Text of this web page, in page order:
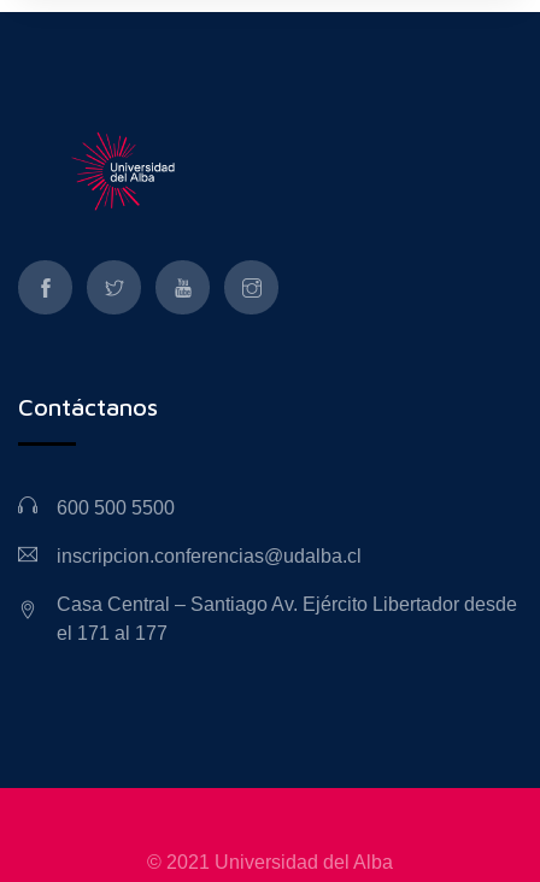
Contáctanos
600 500 5500
inscripcion.conferencias@udalba.cl
Casa Central – Santiago Av. Ejército Libertador desde
el 171 al 177
© 2021 Universidad del Alba